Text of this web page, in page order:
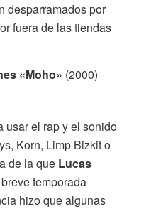
desparramados por
fuera de las tiendas
«Moho» (2000)
el rap y el sonido
Korn, Limp Bizkit o
de la que Lucas
temporada
hizo que algunas